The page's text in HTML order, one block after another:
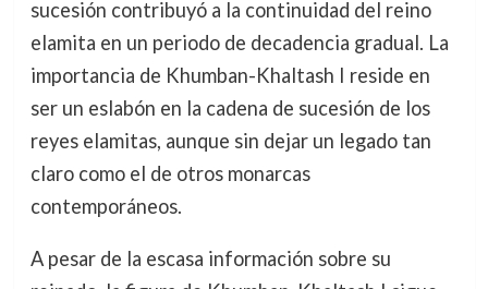
sucesión contribuyó a la continuidad del reino
elamita en un periodo de decadencia gradual. La
importancia de Khumban-Khaltash I reside en
ser un eslabón en la cadena de sucesión de los
reyes elamitas, aunque sin dejar un legado tan
claro como el de otros monarcas
contemporáneos.
A pesar de la escasa información sobre su